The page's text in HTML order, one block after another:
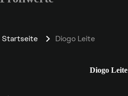
Startseite Diogo Leite
Diogo Leite